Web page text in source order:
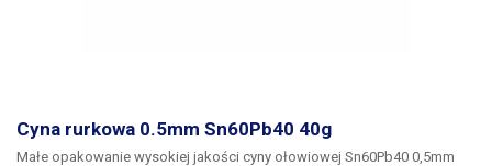
Cyna rurkowa 0.5mm Sn60Pb40 40g
Małe opakowanie wysokiej jakości cyny ołowiowej Sn60Pb40 0,5mm